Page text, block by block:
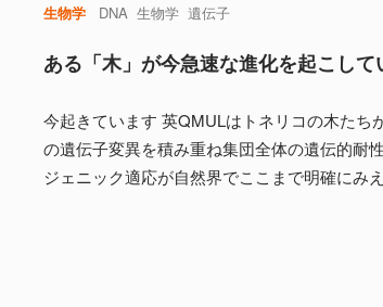
生物学 DNA 生物学 遺伝子
ある「木」が今急速な進化を起こして
今起きています 英QMULはトネリコの木たち
の遺伝子変異を積み重ね集団全体の遺伝的耐
ジェニック適応が自然界でここまで明確にみ